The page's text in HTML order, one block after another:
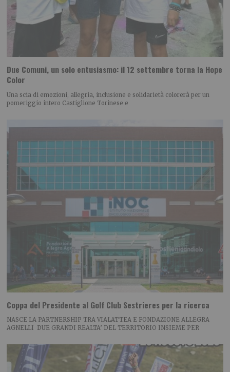
Due Comuni, un solo entusiasmo: il 12 settembre torna la Hope
Color
Una scia di emozioni, allegria, inclusione e solidarietà colorerà per un
pomeriggio intero Castiglione Torinese e
Coppa del Presidente al Golf Club Sestrieres per la ricerca
NASCE LA PARTNERSHIP TRA VIALATTEA E FONDAZIONE ALLEGRA
AGNELLI DUE GRANDI REALTA’ DEL TERRITORIO INSIEME PER